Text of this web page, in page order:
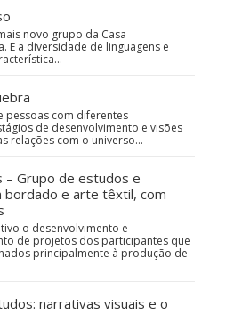
novo grupo da Casa
E a diversidade de linguagens e
pessoas com diferentes
de desenvolvimento e visões
relações com o universo…
– Grupo de estudos e
bordado e arte têxtil, com
o desenvolvimento e
de projetos dos participantes que
principalmente à produção de
narrativas visuais e o